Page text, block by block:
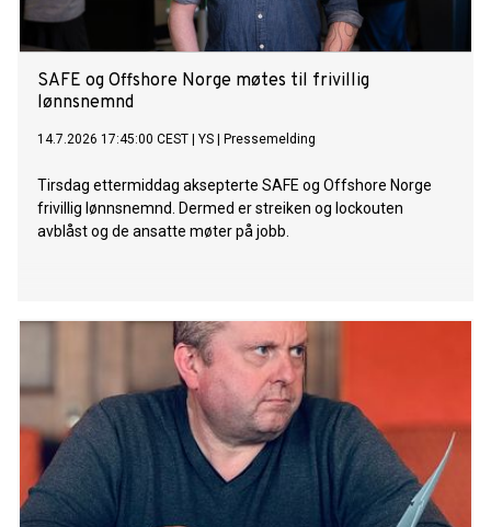
SAFE og Offshore Norge møtes til frivillig
lønnsnemnd
14.7.2026 17:45:00 CEST YS Pressemelding
Tirsdag ettermiddag aksepterte SAFE og Offshore Norge
frivillig lønnsnemnd. Dermed er streiken og lockouten
avblåst og de ansatte møter på jobb.